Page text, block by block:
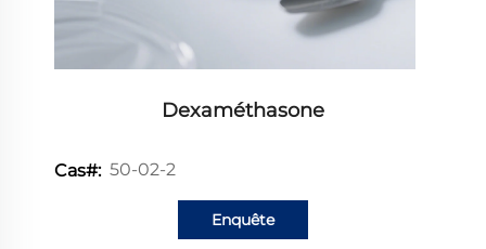
Dexaméthasone
Cas#: 50-02-2
Enquête